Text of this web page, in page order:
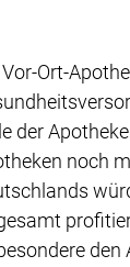
Vor-Ort-
der
noch